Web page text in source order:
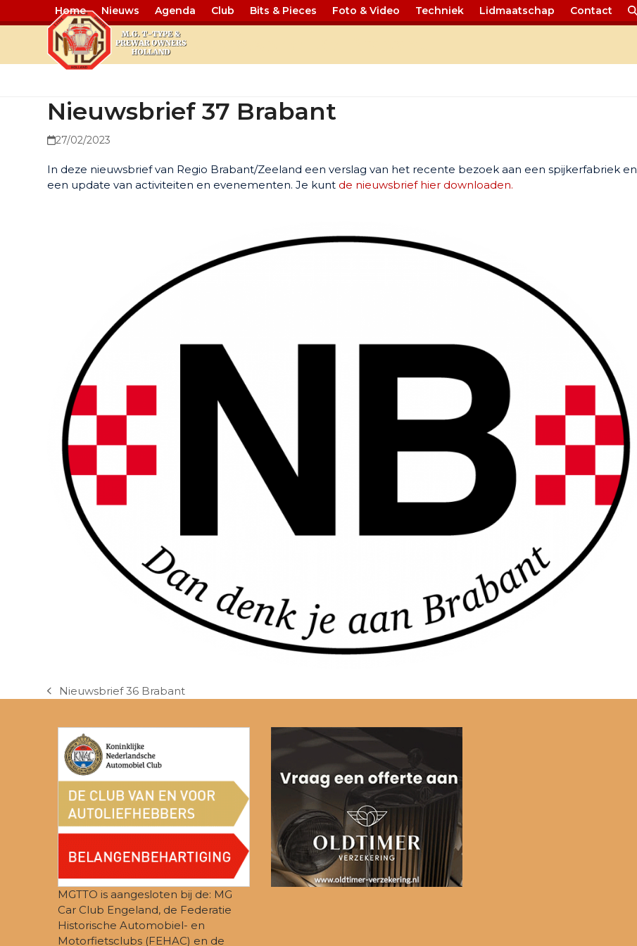
Home Nieuws Agenda Club Bits & Pieces Foto & Video Techniek Lidmaatschap Contact
Nieuwsbrief 37 Brabant
27/02/2023
In deze nieuwsbrief van Regio Brabant/Zeeland een verslag van het recente bezoek aan een spijkerfabriek en
een update van activiteiten en evenementen. Je kunt de nieuwsbrief hier downloaden.
previous
Nieuwsbrief 36 Brabant
MGTTO is aangesloten bij de: MG
Car Club Engeland, de Federatie
Historische Automobiel- en
Motorfietsclubs (FEHAC) en de